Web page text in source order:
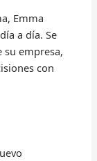
Emma
a día. Se
empresa,
con